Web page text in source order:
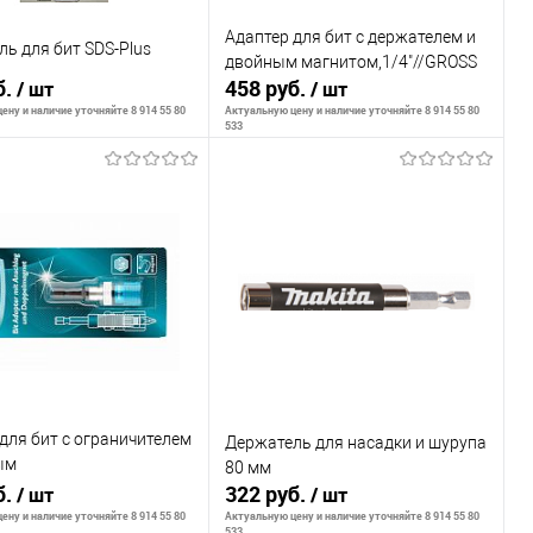
для бит SDS-Plus
/ шт
и наличие уточняйте 8 914 55 80
В наличии
Адаптер для бит с держателем и
двойным магнитом,1/4"//GROSS
458 руб./ шт
Актуальную цену и наличие уточняйте 8 914 55 80
533
К сравнению
бит с ограничителем
4"//GROSS
/ шт
и наличие уточняйте 8 914 55 80
Держатель для насадки и шурупа
80 мм
322 руб./ шт
Актуальную цену и наличие уточняйте 8 914 55 80